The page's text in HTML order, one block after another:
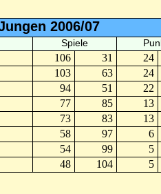
2006/07
Spiele
106 31 24
103 63 24
94 51 22
77 85 13
73 83 13
58 97 6
54 99 5
48 104 5